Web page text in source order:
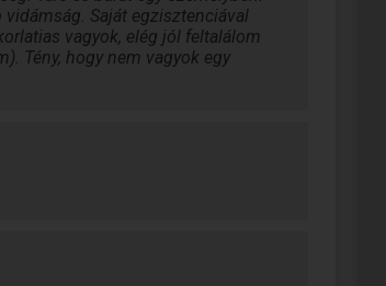
Saját egzisztenciával
vagyok, elég jól feltalálom
Tény, hogy nem vagyok egy